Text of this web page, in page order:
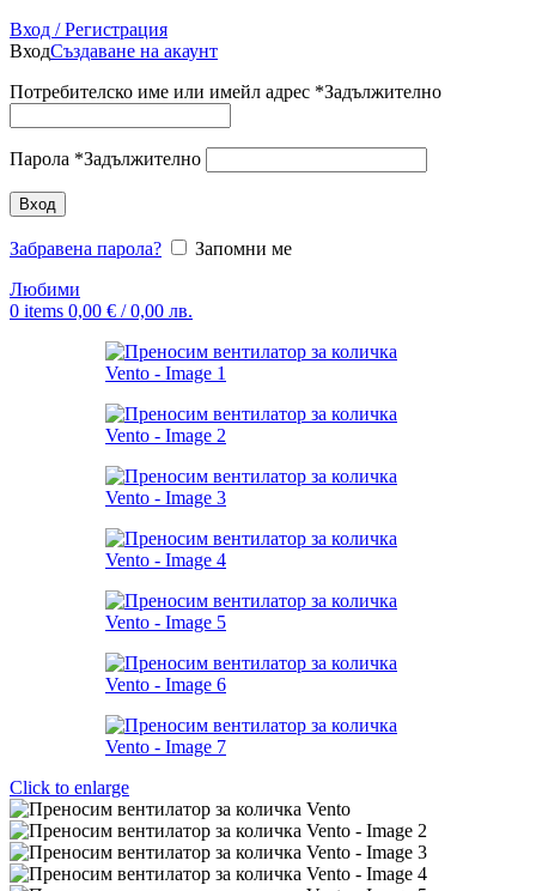
Вход / Регистрация
ВходСъздаване на акаунт
Потребителско име или имейл адрес *Задължително
Парола *Задължително
Вход
Забравена парола?
Запомни ме
Любими
0 items 0,00 € / 0,00 лв.
Click to enlarge